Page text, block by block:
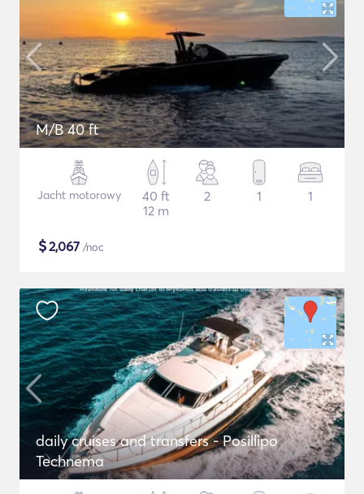
M/B 40 ft
Jacht motorowy
40 ft
12 m
2 1 1
$2,067 /noc
daily cruises and transfers - Posillipo
Technema